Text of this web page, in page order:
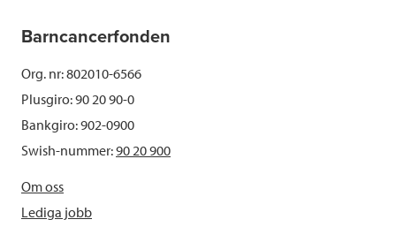
Barncancerfonden
Org. nr: 802010-6566
Plusgiro: 90 20 90-0
Bankgiro: 902-0900
Swish-nummer:90 20 900
Om oss
Lediga jobb